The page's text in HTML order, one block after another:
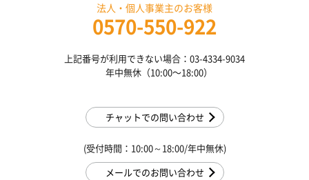
法人・個人事業主のお客様
0570-550-922
上記番号が利用できない場合：03-4334-9034
年中無休（10:00〜18:00）
チャットでの問い合わせ
(受付時間：10:00～18:00/年中無休)
メールでのお問い合わせ